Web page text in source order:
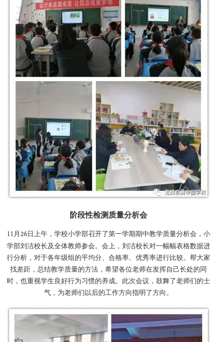
阶段性检测质量分析会
11 月 26 日上午，学校小学部召开了第一学期期中教学质量分析会，小
学部刘洁校长及全体教师参会。会上，刘洁校长对一幅幅表格数据进
行分析，对于各年级组的平均分、合格率、优秀率进行比较。帮大家
找差距，总结教学质量的方法，希望各位老师在发挥自己长处的同
时，也重视学生良好行为习惯的养成。此次会议，鼓舞了老师们的士
气，为老师们以后的工作方向指明了方向。